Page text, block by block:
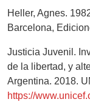
Heller, Agnes.
Barcelona,
Justicia Juvenil.
de la libertad, y
Argentina. 2018.
https://www.unicef.org/